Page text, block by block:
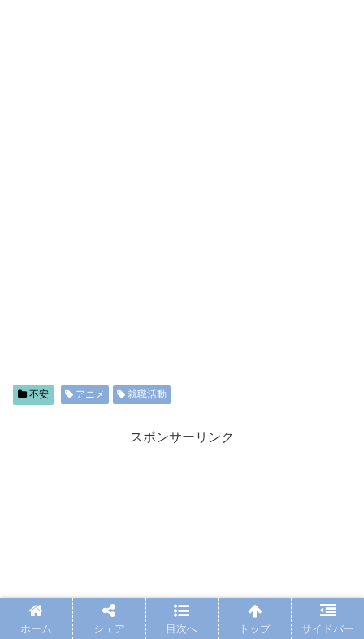
不安 アニメ 就職活動
スポンサーリンク
ホーム シェア 目次へ トップ サイドバー